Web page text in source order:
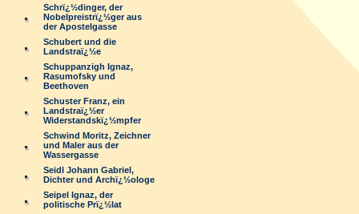
Schrï¿½dinger, der
Nobelpreistrï¿½ger aus
der Apostelgasse
Schubert und die
Landstraï¿½e
Schuppanzigh Ignaz,
Rasumofsky und
Beethoven
Schuster Franz, ein
Landstraï¿½er
Widerstandskï¿½mpfer
Schwind Moritz, Zeichner
und Maler aus der
Wassergasse
Seidl Johann Gabriel,
Dichter und Archï¿½ologe
Seipel Ignaz, der
politische Prï¿½lat